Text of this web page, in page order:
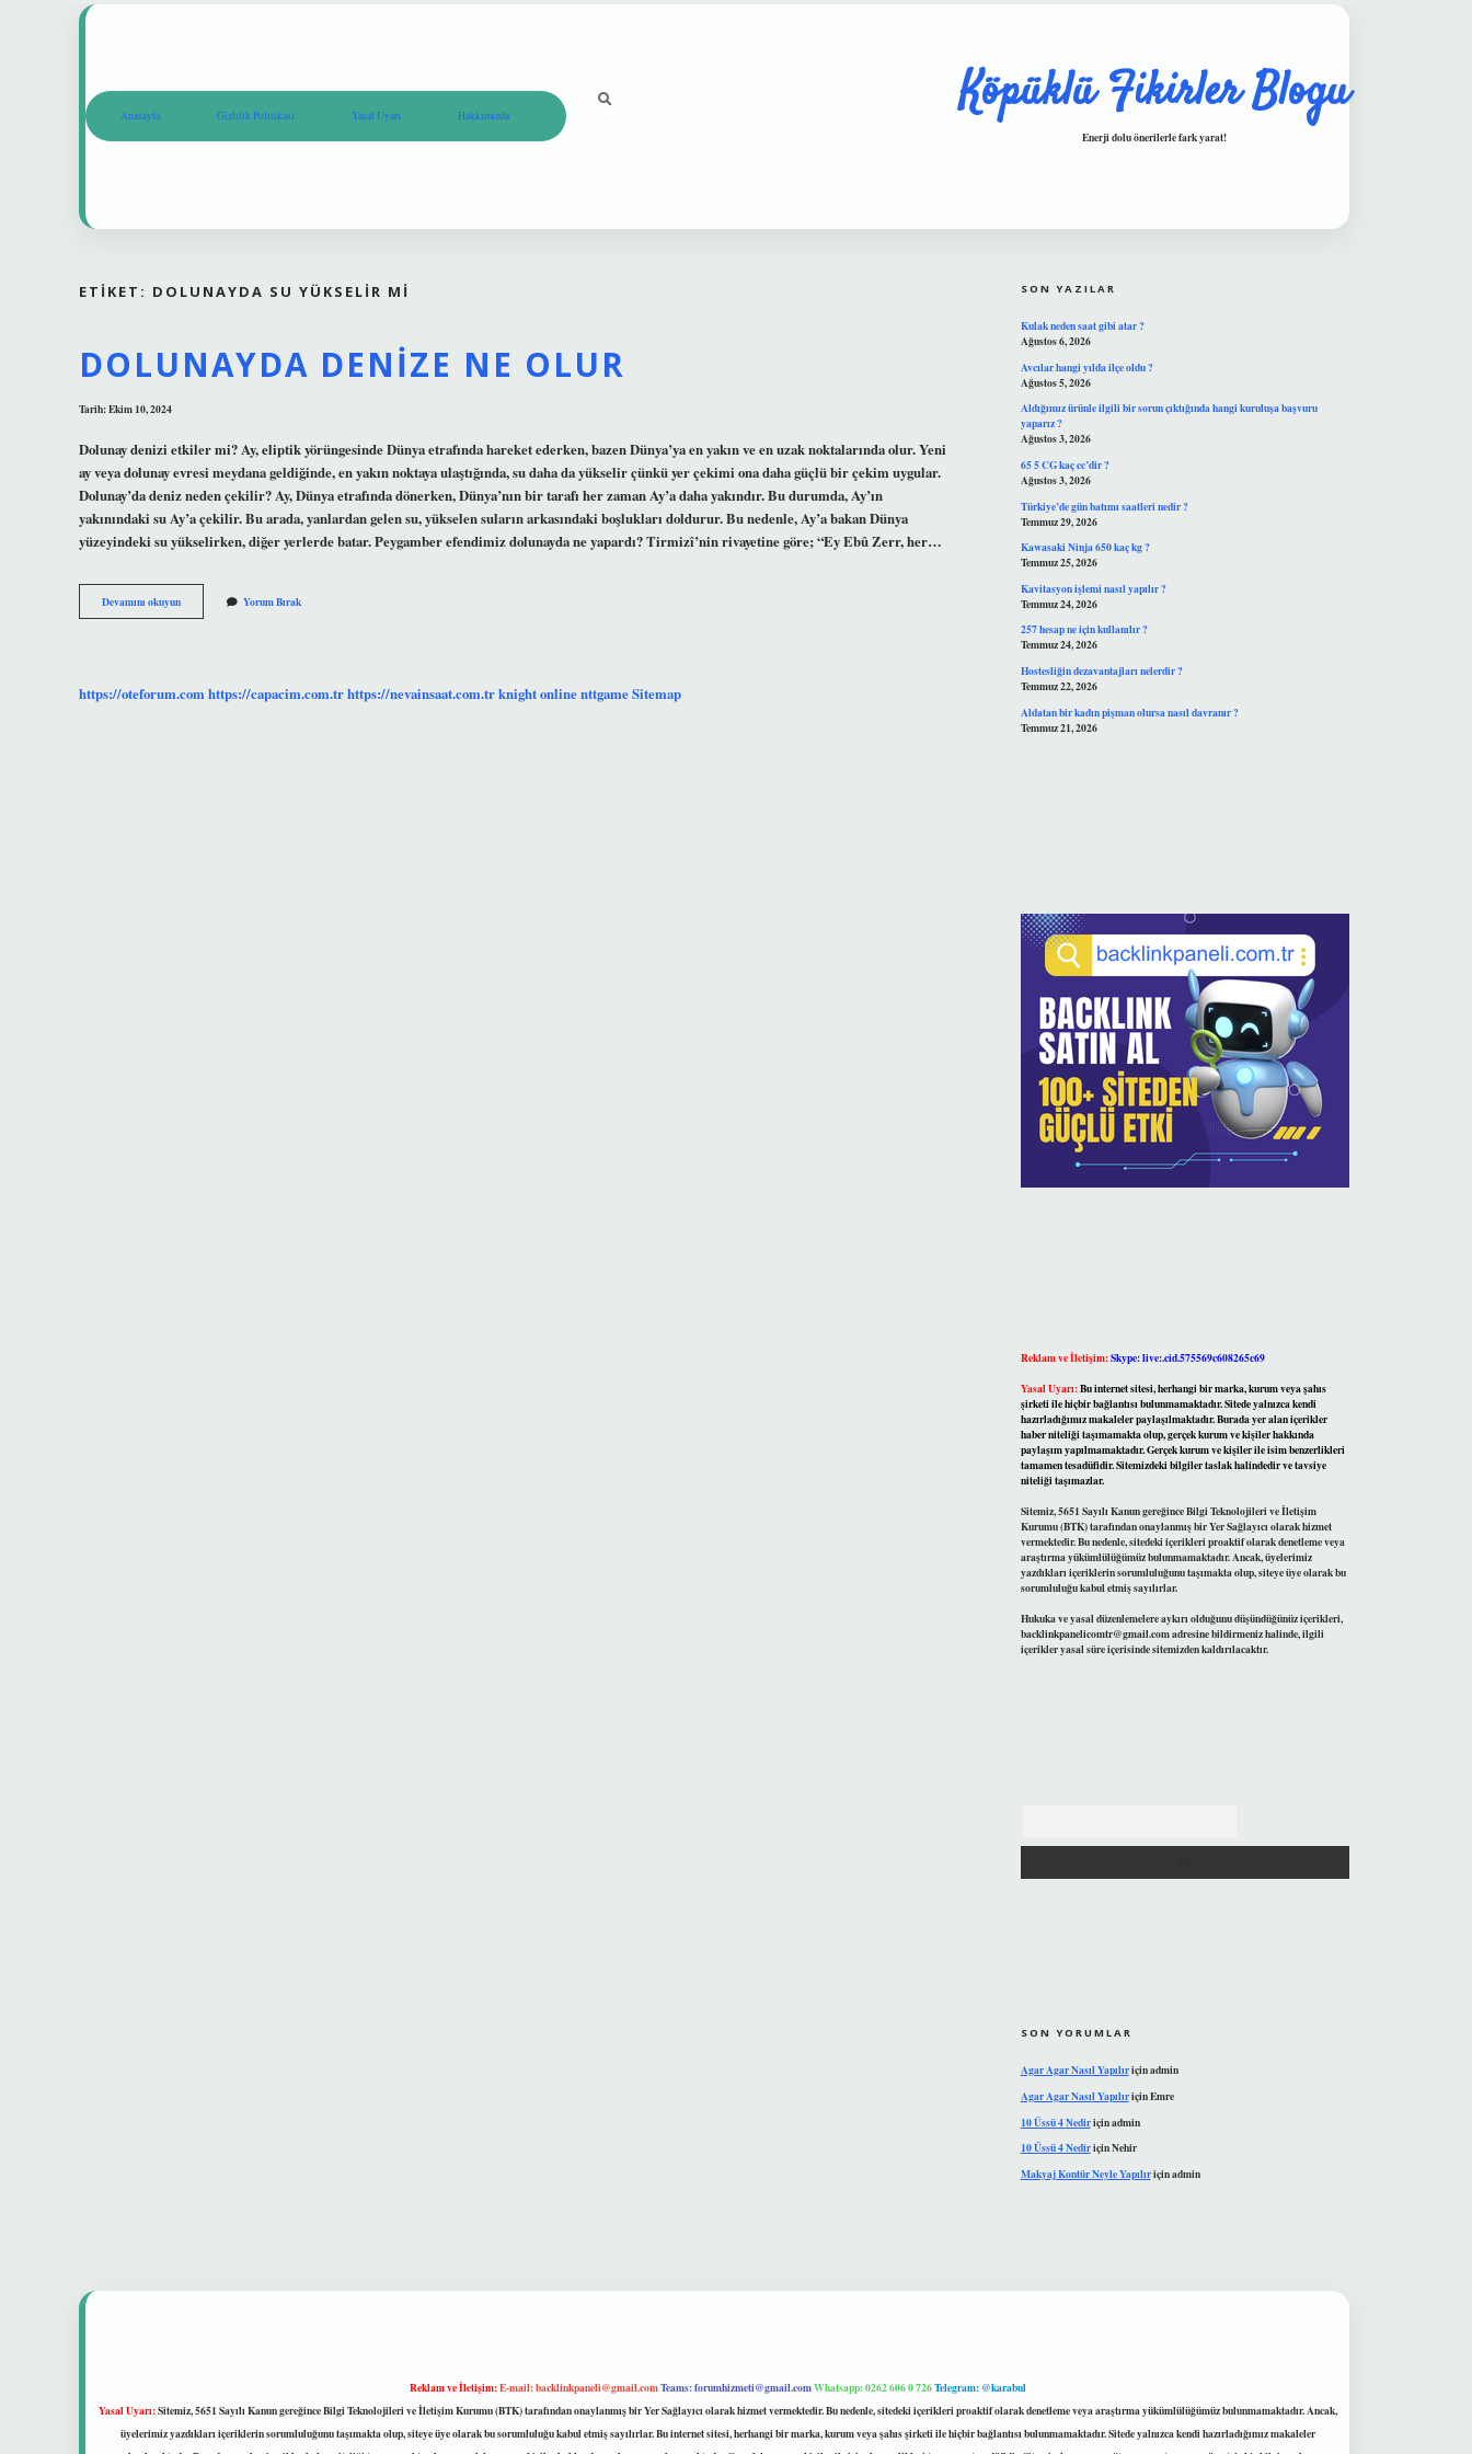
Anasayfa Gizlilik Politikası Yasal Uyarı Hakkımızda Köpüklü Fikirler Blogu
Enerji dolu önerilerle fark yarat!
ETIKET: DOLUNAYDA SU YÜKSELIR MI
DOLUNAYDA DENIZE NE OLUR
Tarih: Ekim 10, 2024
Dolunay denizi etkiler mi? Ay, eliptik yörüngesinde Dünya etrafında hareket ederken, bazen Dünya’ya en yakın ve en uzak noktalarında olur. Yeni
ay veya dolunay evresi meydana geldiğinde, en yakın noktaya ulaştığında, su daha da yükselir çünkü yer çekimi ona daha güçlü bir çekim uygular.
Dolunay’da deniz neden çekilir? Ay, Dünya etrafında dönerken, Dünya’nın bir tarafı her zaman Ay’a daha yakındır. Bu durumda, Ay’ın
yakınındaki su Ay’a çekilir. Bu arada, yanlardan gelen su, yükselen suların arkasındaki boşlukları doldurur. Bu nedenle, Ay’a bakan Dünya
yüzeyindeki su yükselirken, diğer yerlerde batar. Peygamber efendimiz dolunayda ne yapardı? Tirmizî’nin rivayetine göre; “Ey Ebû Zerr, her…
Devamını okuyunDolunayda
Denize
Yorum Bırak
https://oteforum.comhttps://capacim.com.trhttps://nevainsaat.com.trknight onlinenttgameSitemap
SON YAZILAR
Kulak neden saat gibi atar ?
Ağustos 6, 2026
Avcılar hangi yılda ilçe oldu ?
Ağustos 5, 2026
Aldığımız ürünle ilgili bir sorun çıktığında hangi kuruluşa başvuru
yaparız ?
Ağustos 3, 2026
65 5 CG kaç cc’dir ?
Ağustos 3, 2026
Türkiye’de gün batımı saatleri nedir ?
Temmuz 29, 2026
Kawasaki Ninja 650 kaç kg ?
Temmuz 25, 2026
Kavitasyon işlemi nasıl yapılır ?
Temmuz 24, 2026
257 hesap ne için kullanılır ?
Temmuz 24, 2026
Hostesliğin dezavantajları nelerdir ?
Temmuz 22, 2026
Aldatan bir kadın pişman olursa nasıl davranır ?
Temmuz 21, 2026
Reklam ve İletişim:Skype: live:.cid.575569c608265c69
Yasal Uyarı:Bu internet sitesi, herhangi bir marka, kurum veya şahıs
şirketi ile hiçbir bağlantısı bulunmamaktadır. Sitede yalnızca kendi
hazırladığımız makaleler paylaşılmaktadır. Burada yer alan içerikler
haber niteliği taşımamakta olup, gerçek kurum ve kişiler hakkında
paylaşım yapılmamaktadır. Gerçek kurum ve kişiler ile isim benzerlikleri
tamamen tesadüfidir. Sitemizdeki bilgiler taslak halindedir ve tavsiye
niteliği taşımazlar.
Sitemiz, 5651 Sayılı Kanun gereğince Bilgi Teknolojileri ve İletişim
Kurumu (BTK) tarafından onaylanmış bir Yer Sağlayıcı olarak hizmet
vermektedir. Bu nedenle, sitedeki içerikleri proaktif olarak denetleme veya
araştırma yükümlülüğümüz bulunmamaktadır. Ancak, üyelerimiz
yazdıkları içeriklerin sorumluluğunu taşımakta olup, siteye üye olarak bu
sorumluluğu kabul etmiş sayılırlar.
Hukuka ve yasal düzenlemelere aykırı olduğunu düşündüğünüz içerikleri,
backlinkpanelicomtr@gmail.comadresine bildirmeniz halinde, ilgili
içerikler yasal süre içerisinde sitemizden kaldırılacaktır.
SON YORUMLAR
Agar Agar Nasıl Yapılıriçinadmin
Agar Agar Nasıl YapılıriçinEmre
10 Üssü 4 Nediriçinadmin
10 Üssü 4 NediriçinNehir
Makyaj Kontür Neyle Yapılıriçinadmin
Reklam ve İletişim:E-mail:backlinkpaneli@gmail.comTeams:forumhizmeti@gmail.comWhatsapp: 0262 606 0 726Telegram: @karabul
Yasal Uyarı:Sitemiz, 5651 Sayılı Kanun gereğince Bilgi Teknolojileri ve İletişim Kurumu (BTK) tarafından onaylanmış bir Yer Sağlayıcı olarak hizmet vermektedir. Bu nedenle, sitedeki içerikleri proaktif olarak denetleme veya araştırma yükümlülüğümüz bulunmamaktadır. Ancak,
üyelerimiz yazdıkları içeriklerin sorumluluğunu taşımakta olup, siteye üye olarak bu sorumluluğu kabul etmiş sayılırlar. Bu internet sitesi, herhangi bir marka, kurum veya şahıs şirketi ile hiçbir bağlantısı bulunmamaktadır. Sitede yalnızca kendi hazırladığımız makaleler